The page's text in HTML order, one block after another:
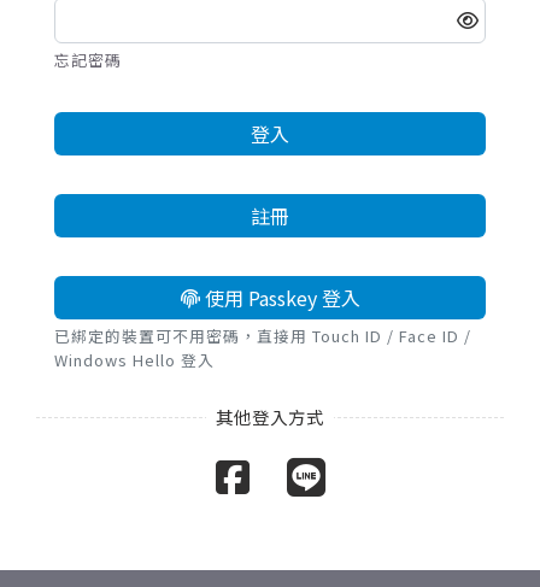
忘記密碼
登入
註冊
使用 Passkey 登入
已綁定的裝置可不用密碼，直接用 Touch ID / Face ID /
Windows Hello 登入